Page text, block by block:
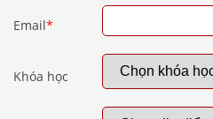
Email*
Khóa học